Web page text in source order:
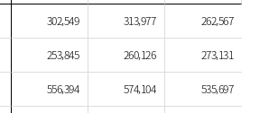
302,549 313,977 262,567
253,845 260,126 273,131
556,394 574,104 535,697